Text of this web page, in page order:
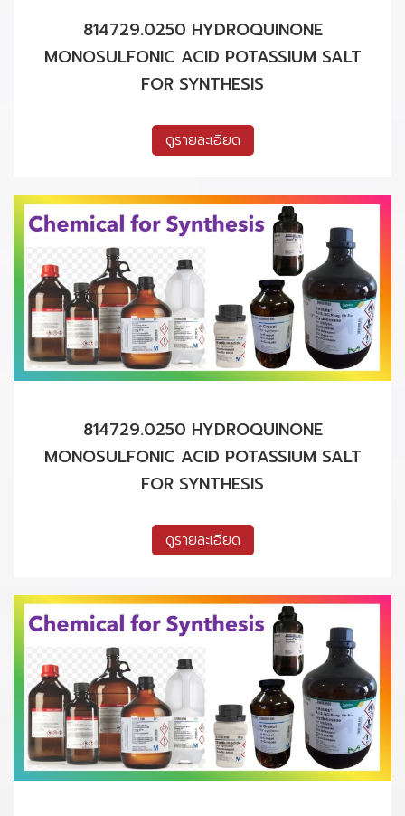
814729.0250 HYDROQUINONE
MONOSULFONIC ACID POTASSIUM SALT
FOR SYNTHESIS
ดูรายละเอียด
814729.0250 HYDROQUINONE
MONOSULFONIC ACID POTASSIUM SALT
FOR SYNTHESIS
ดูรายละเอียด